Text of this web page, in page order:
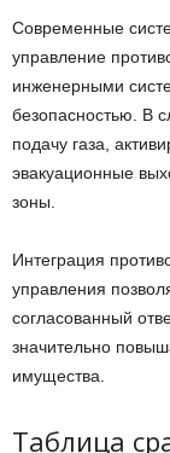
Современные
управление
инженерными
безопасностью. В
подачу газа,
эвакуационные
зоны.
Интеграция
управления
согласованный
значительно
имущества.
Таблица